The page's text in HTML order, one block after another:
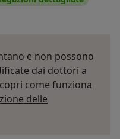
e non possono
dai dottori a
come funziona
delle